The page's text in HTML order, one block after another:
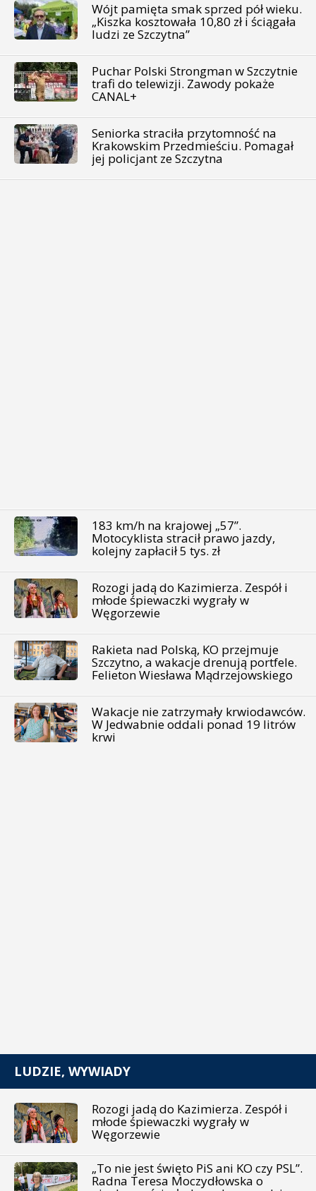
Wójt pamięta smak sprzed pół wieku.
„Kiszka kosztowała 10,80 zł i ściągała
ludzi ze Szczytna”
Puchar Polski Strongman w Szczytnie
trafi do telewizji. Zawody pokaże
CANAL+
Seniorka straciła przytomność na
Krakowskim Przedmieściu. Pomagał
jej policjant ze Szczytna
183 km/h na krajowej „57”.
Motocyklista stracił prawo jazdy,
kolejny zapłacił 5 tys. zł
Rozogi jadą do Kazimierza. Zespół i
młode śpiewaczki wygrały w
Węgorzewie
Rakieta nad Polską, KO przejmuje
Szczytno, a wakacje drenują portfele.
Felieton Wiesława Mądrzejowskiego
Wakacje nie zatrzymały krwiodawców.
W Jedwabnie oddali ponad 19 litrów
krwi
LUDZIE, WYWIADY
Rozogi jadą do Kazimierza. Zespół i
młode śpiewaczki wygrały w
Węgorzewie
„To nie jest święto PiS ani KO czy PSL”.
Radna Teresa Moczydłowska o